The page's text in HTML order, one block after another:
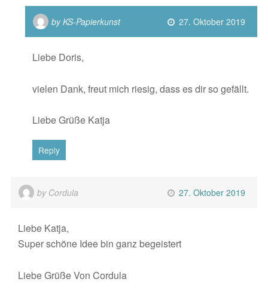
by KS-Papierkunst 27. Oktober 2019
Liebe Doris,
vielen Dank, freut mich riesig, dass es dir so gefällt.
Liebe Grüße Katja
Reply
by Cordula 27. Oktober 2019
Liebe Katja,
Super schöne Idee bin ganz begeistert
Liebe Grüße Von Cordula